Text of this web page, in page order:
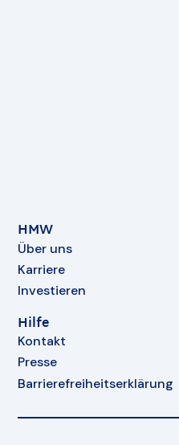
HMW
Über uns
Karriere
Investieren
Hilfe
Kontakt
Presse
Barrierefreiheitserklärung